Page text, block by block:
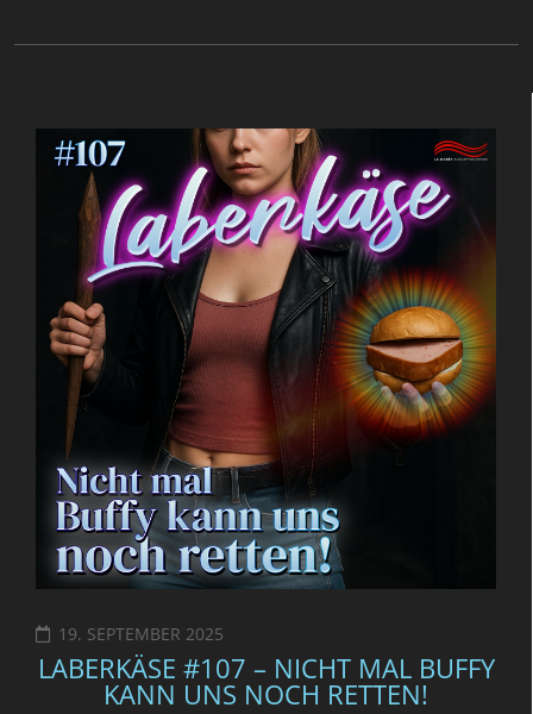
19. SEPTEMBER 2025
LABERKÄSE #107 – NICHT MAL BUFFY
KANN UNS NOCH RETTEN!